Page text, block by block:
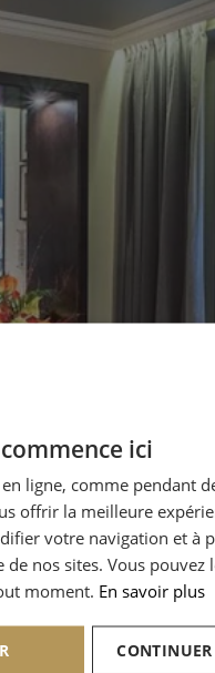
ici
ligne, comme pendant
offrir la meilleure
votre navigation et à
de nos sites. Vous pouvez
moment. En savoir plus
CONTINUER